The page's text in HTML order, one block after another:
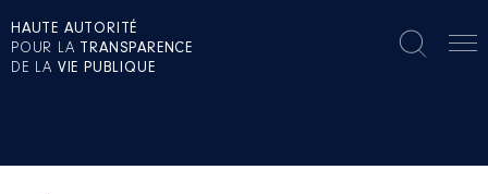
HAUTE AUTORITÉ
POUR LA TRANSPARENCE
DE LA VIE PUBLIQUE